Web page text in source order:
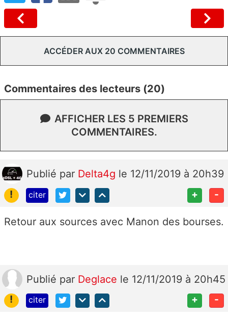
ACCÉDER AUX 20 COMMENTAIRES
Commentaires des lecteurs (20)
AFFICHER LES 5 PREMIERS
COMMENTAIRES.
Publié par Delta4g le 12/11/2019 à 20h39
!
citer + -
Retour aux sources avec Manon des bourses.
Publié par Deglace le 12/11/2019 à 20h45
!
citer + -